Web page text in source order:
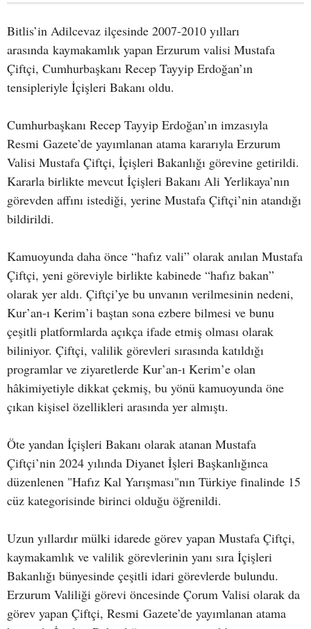
Bitlis’in Adilcevaz ilçesinde 2007-2010 yılları
arasında kaymakamlık yapan Erzurum valisi Mustafa
Çiftçi, Cumhurbaşkanı Recep Tayyip Erdoğan’ın
tensipleriyle İçişleri Bakanı oldu.
Cumhurbaşkanı Recep Tayyip Erdoğan’ın imzasıyla
Resmi Gazete’de yayımlanan atama kararıyla Erzurum
Valisi Mustafa Çiftçi, İçişleri Bakanlığı görevine getirildi.
Kararla birlikte mevcut İçişleri Bakanı Ali Yerlikaya’nın
görevden affını istediği, yerine Mustafa Çiftçi’nin atandığı
bildirildi.
Kamuoyunda daha önce “hafız vali” olarak anılan Mustafa
Çiftçi, yeni göreviyle birlikte kabinede “hafız bakan”
olarak yer aldı. Çiftçi’ye bu unvanın verilmesinin nedeni,
Kur’an-ı Kerim’i baştan sona ezbere bilmesi ve bunu
çeşitli platformlarda açıkça ifade etmiş olması olarak
biliniyor. Çiftçi, valilik görevleri sırasında katıldığı
programlar ve ziyaretlerde Kur’an-ı Kerim’e olan
hâkimiyetiyle dikkat çekmiş, bu yönü kamuoyunda öne
çıkan kişisel özellikleri arasında yer almıştı.
Öte yandan İçişleri Bakanı olarak atanan Mustafa
Çiftçi’nin 2024 yılında Diyanet İşleri Başkanlığınca
düzenlenen "Hafız Kal Yarışması"nın Türkiye finalinde 15
cüz kategorisinde birinci olduğu öğrenildi.
Uzun yıllardır mülki idarede görev yapan Mustafa Çiftçi,
kaymakamlık ve valilik görevlerinin yanı sıra İçişleri
Bakanlığı bünyesinde çeşitli idari görevlerde bulundu.
Erzurum Valiliği görevi öncesinde Çorum Valisi olarak da
görev yapan Çiftçi, Resmi Gazete’de yayımlanan atama